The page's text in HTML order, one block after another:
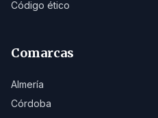
Código ético
Comarcas
Almería
Córdoba